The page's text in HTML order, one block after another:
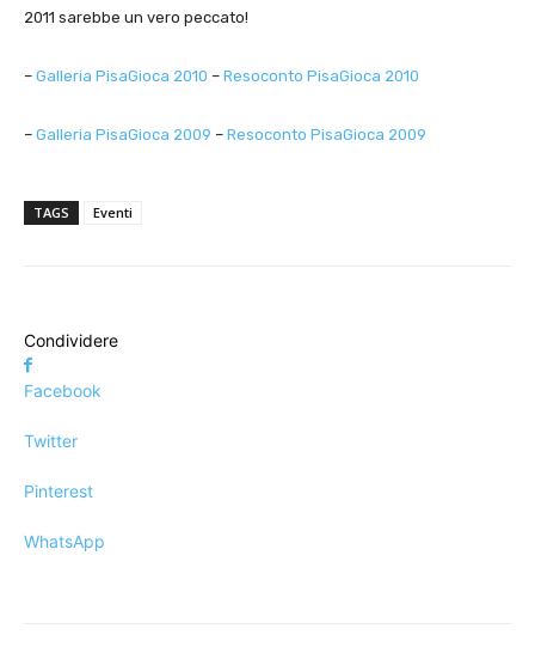
2011 sarebbe un vero peccato!
– Galleria PisaGioca 2010 – Resoconto PisaGioca 2010
– Galleria PisaGioca 2009 – Resoconto PisaGioca 2009
TAGS Eventi
Condividere
Facebook
Twitter
Pinterest
WhatsApp